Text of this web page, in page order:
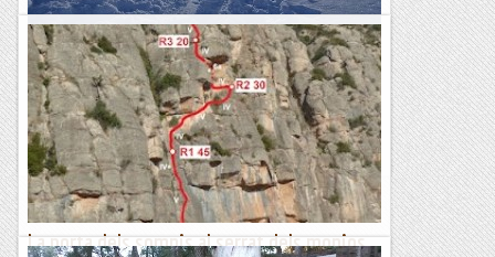
Esquí de muntanya al Coll de Pimorent
Encetem temporada de foques a l'entorn del Coll de
Pimorent. Dissabte, a la Mina (11 km, 800+, S2) i diumenge,
al Pedrons (8 km, 820+, S2) . Prou tolerable aquest últim,...
Passamuntanyes
La porta dels somnis al serrat dels monjos